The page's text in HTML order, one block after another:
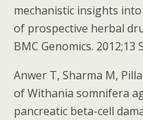
mechanistic insights
of prospective herbal
BMC Genomics. 2012;13
Anwer T, Sharma M,
of Withania somnifera
pancreatic beta-cell